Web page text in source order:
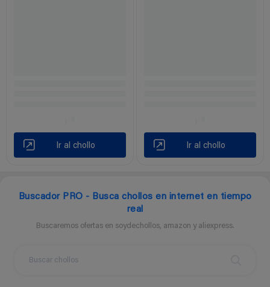
Ir al chollo Ir al chollo
Buscador PRO - Busca chollos en internet en tiempo
real
Buscaremos ofertas en soydechollos, amazon y aliexpress.